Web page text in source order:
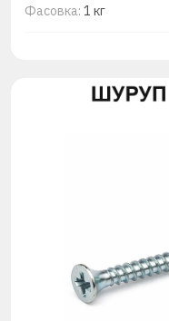
Фасовка: 1 кг